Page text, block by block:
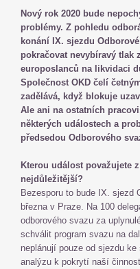
Nový rok 2020 bude
problémy. Z pohledu
konání IX. sjezdu
pokračovat nevybíravý tlak
europoslanců na likvidaci
Společnost OKD čelí
zadělává, když blokuje
Ale ani na ostatních
některých událostech a
předsedou Odborového
Kterou událost považujete
nejdůležitější?
Bezesporu to bude IX. sjezd
března v Praze. Na 100
odborového svazu za
schválit program svazu na
neplánují pouze od sjezdu
analýzu k pokrytí naší